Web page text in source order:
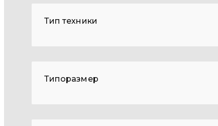
Тип техники
Типоразмер